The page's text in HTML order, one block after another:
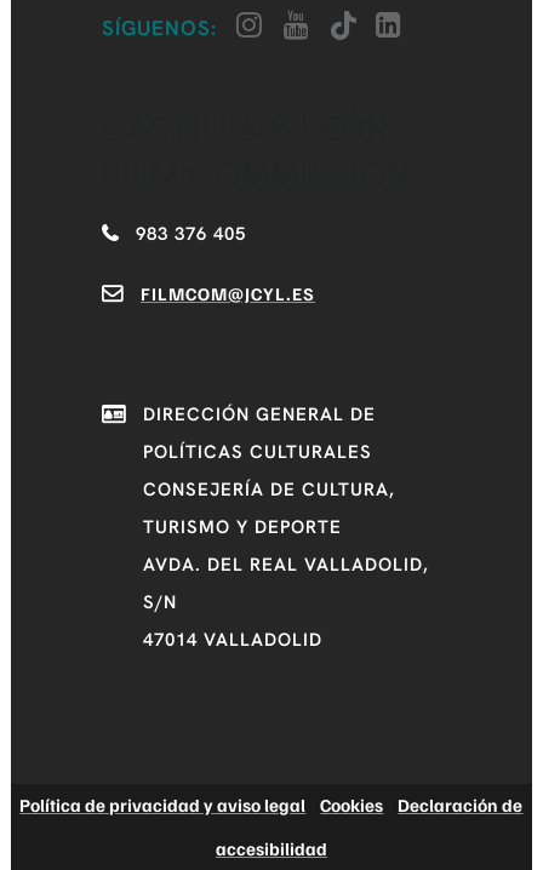
SÍGUENOS:
983 376 405
FILMCOM@JCYL.ES
DIRECCIÓN GENERAL DE
POLÍTICAS CULTURALES
CONSEJERÍA DE CULTURA,
TURISMO Y DEPORTE
AVDA. DEL REAL VALLADOLID,
S/N
47014 VALLADOLID
Política de privacidad y aviso legal |Cookies
Declaración de
accesibilidad